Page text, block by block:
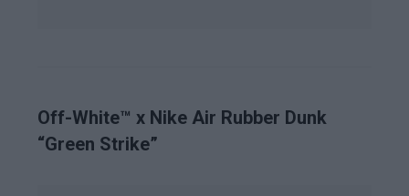
Off-White™ x Nike Air Rubber Dunk
“Green Strike”